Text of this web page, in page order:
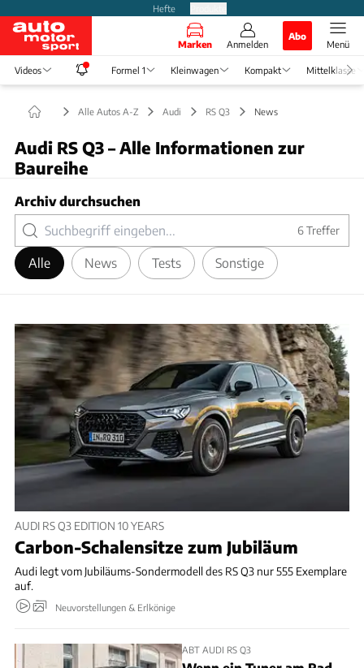
Hefte
Marken Anmelden
Abo
Menü
Videos Formel 1 Kleinwagen Kompakt Mittelklasse
Alle Autos A-Z Audi RS Q3 News
Audi RS Q3 – Alle Informationen zur
Baureihe
Archiv durchsuchen
6Treffer
Alle News Tests Sonstige
AUDI RS Q3 EDITION 10 YEARS
Carbon-Schalensitze zum Jubiläum
Audi legt vom Jubiläums-Sondermodell des RS Q3 nur 555 Exemplare
auf.
Neuvorstellungen & Erlkönige
ABT AUDI RS Q3